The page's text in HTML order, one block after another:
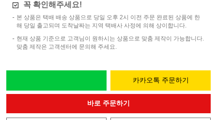
꼭 확인해주세요!
본 상품은 택배 배송 상품으로 당일 오후 2시 이전 주문 완료된 상품에 한
해 당일 출고되며 도착날짜는 지역 택배사 사정에 의해 상이합니다.
현재 상품 기준으로 고객님이 원하시는 상품으로 맞춤 제작이 가능합니다.
맞춤 제작은 고객센터에 문의해 주세요.
카카오톡 주문하기
바로 주문하기